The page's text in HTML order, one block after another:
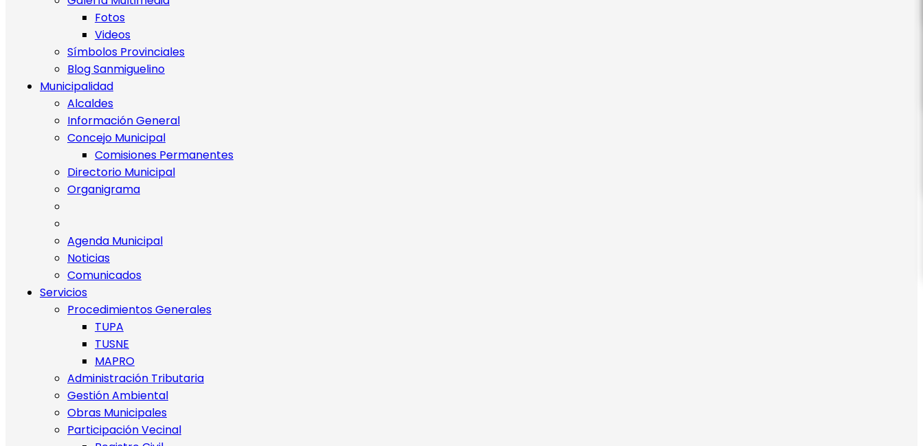
Fotos
Videos
Símbolos Provinciales
Blog Sanmiguelino
Municipalidad
Alcaldes
Información General
Concejo Municipal
Comisiones Permanentes
Directorio Municipal
Organigrama
Agenda Municipal
Noticias
Comunicados
Servicios
Procedimientos Generales
TUPA
TUSNE
MAPRO
Administración Tributaria
Gestión Ambiental
Obras Municipales
Participación Vecinal